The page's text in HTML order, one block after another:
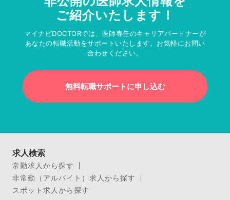
ご紹介いたします！
マイナビDOCTORでは、医師専任のキャリアパートナーが
あなたの転職活動をサポートいたします。お気軽にお問い
合わせください。
無料転職サポートに申し込む
求人検索
常勤求人から探す
非常勤（アルバイト）求人から探す
スポット求人から探す